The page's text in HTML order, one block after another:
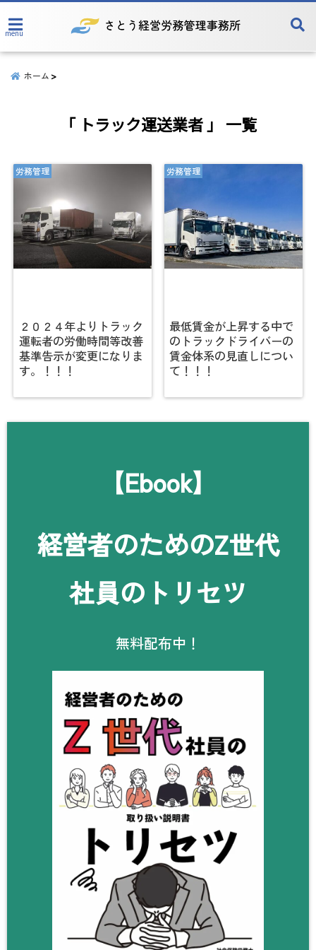
menu
ホーム
「 トラック運送業者 」 一覧
労務管理
２０２４年よりトラック
運転者の労働時間等改善
基準告示が変更になりま
す。！！！
労務管理
最低賃金が上昇する中で
のトラックドライバーの
賃金体系の見直しについ
て！！！
【Ebook】
経営者のためのZ世代
社員のトリセツ
無料配布中！